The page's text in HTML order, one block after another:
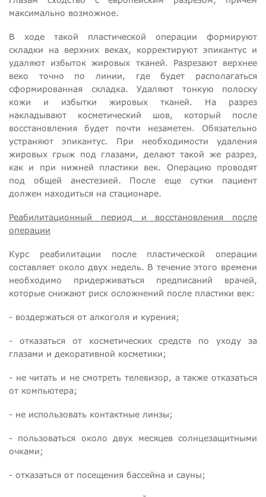
максимально возможное.
В ходе такой пластической операции формируют
складки на верхних веках, корректируют эпикантус и
удаляют избыток жировых тканей. Разрезают верхнее
веко точно по линии, где будет располагаться
сформированная складка. Удаляют тонкую полоску
кожи и избытки жировых тканей. На разрез
накладывают косметический шов, который после
восстановления будет почти незаметен. Обязательно
устраняют эпикантус. При необходимости удаления
жировых грыж под глазами, делают такой же разрез,
как и при нижней пластики век. Операцию проводят
под общей анестезией. После еще сутки пациент
должен находиться на стационаре.
Реабилитационный период и восстановления после
операции
Курс реабилитации после пластической операции
составляет около двух недель. В течение этого времени
необходимо придерживаться предписаний врачей,
которые снижают риск осложнений после пластики век:
- воздержаться от алкоголя и курения;
- отказаться от косметических средств по уходу за
глазами и декоративной косметики;
- не читать и не смотреть телевизор, а также отказаться
от компьютера;
- не использовать контактные линзы;
- пользоваться около двух месяцев солнцезащитными
очками;
- отказаться от посещения бассейна и сауны;